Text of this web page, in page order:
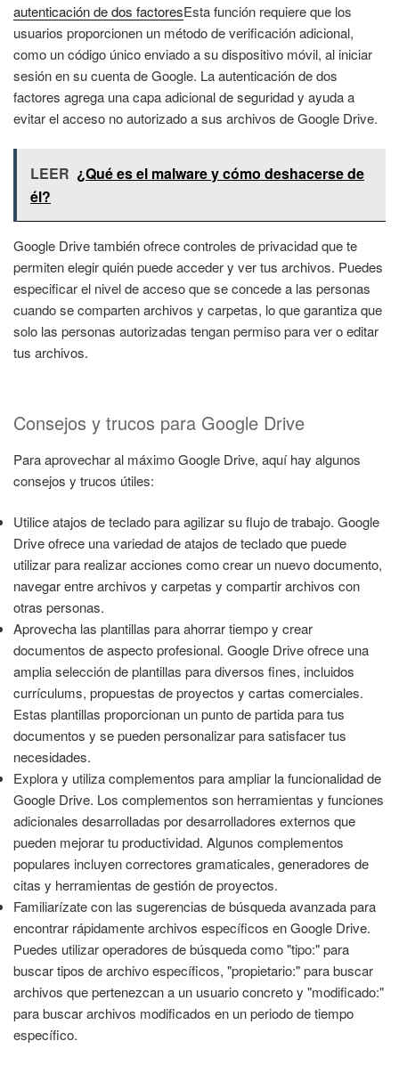
autenticación de dos factoresEsta función requiere que los
usuarios proporcionen un método de verificación adicional,
como un código único enviado a su dispositivo móvil, al iniciar
sesión en su cuenta de Google. La autenticación de dos
factores agrega una capa adicional de seguridad y ayuda a
evitar el acceso no autorizado a sus archivos de Google Drive.
LEER ¿Qué es el malware y cómo deshacerse de
él?
Google Drive también ofrece controles de privacidad que te
permiten elegir quién puede acceder y ver tus archivos. Puedes
especificar el nivel de acceso que se concede a las personas
cuando se comparten archivos y carpetas, lo que garantiza que
solo las personas autorizadas tengan permiso para ver o editar
tus archivos.
Consejos y trucos para Google Drive
Para aprovechar al máximo Google Drive, aquí hay algunos
consejos y trucos útiles:
Utilice atajos de teclado para agilizar su flujo de trabajo. Google
Drive ofrece una variedad de atajos de teclado que puede
utilizar para realizar acciones como crear un nuevo documento,
navegar entre archivos y carpetas y compartir archivos con
otras personas.
Aprovecha las plantillas para ahorrar tiempo y crear
documentos de aspecto profesional. Google Drive ofrece una
amplia selección de plantillas para diversos fines, incluidos
currículums, propuestas de proyectos y cartas comerciales.
Estas plantillas proporcionan un punto de partida para tus
documentos y se pueden personalizar para satisfacer tus
necesidades.
Explora y utiliza complementos para ampliar la funcionalidad de
Google Drive. Los complementos son herramientas y funciones
adicionales desarrolladas por desarrolladores externos que
pueden mejorar tu productividad. Algunos complementos
populares incluyen correctores gramaticales, generadores de
citas y herramientas de gestión de proyectos.
Familiarízate con las sugerencias de búsqueda avanzada para
encontrar rápidamente archivos específicos en Google Drive.
Puedes utilizar operadores de búsqueda como "tipo:" para
buscar tipos de archivo específicos, "propietario:" para buscar
archivos que pertenezcan a un usuario concreto y "modificado:"
para buscar archivos modificados en un periodo de tiempo
específico.